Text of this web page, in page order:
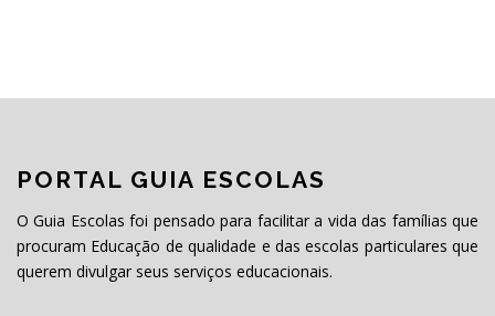
PORTAL GUIA ESCOLAS
O Guia Escolas foi pensado para facilitar a vida das famílias que
procuram Educação de qualidade e das escolas particulares que
querem divulgar seus serviços educacionais.